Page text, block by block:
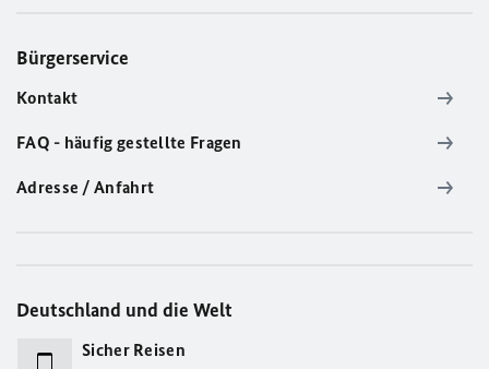
Bürgerservice
Kontakt
FAQ - häufig gestellte Fragen
Adresse / Anfahrt
Deutschland und die Welt
Sicher Reisen